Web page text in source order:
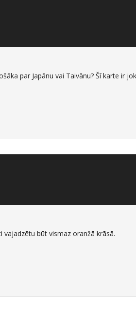
par Japānu vai Taivānu? Šī karte ir
būt vismaz oranžā krāsā.